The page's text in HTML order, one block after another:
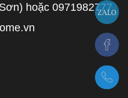
hoặc 0971982777